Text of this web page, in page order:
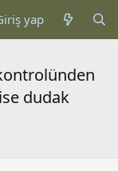
yap
dudak